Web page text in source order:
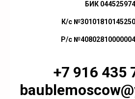
БИК 044525974
К/с
Р/с
+7 916 435